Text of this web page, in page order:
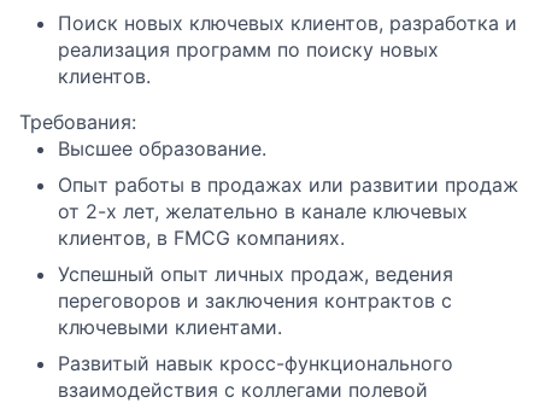
Поиск новых ключевых клиентов, разработка и
реализация программ по поиску новых
клиентов.
Требования:
Высшее образование.
Опыт работы в продажах или развитии продаж
от 2-х лет, желательно в канале ключевых
клиентов, в FMCG компаниях.
Успешный опыт личных продаж, ведения
переговоров и заключения контрактов с
ключевыми клиентами.
Развитый навык кросс-функционального
взаимодействия с коллегами полевой